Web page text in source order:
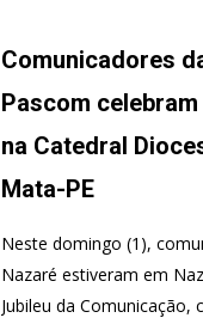
Comunicadores
Pascom
na Catedral
Mata-PE
Neste domingo (1),
Nazaré estiveram em
Jubileu da Comunicação,